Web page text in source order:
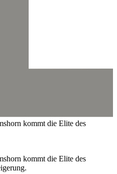
kommt die Elite des
kommt die Elite des